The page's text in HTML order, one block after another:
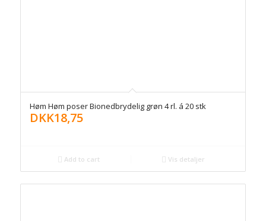
Høm Høm poser Bionedbrydelig grøn 4 rl. á 20 stk
DKK18,75
Add to cart Vis detaljer